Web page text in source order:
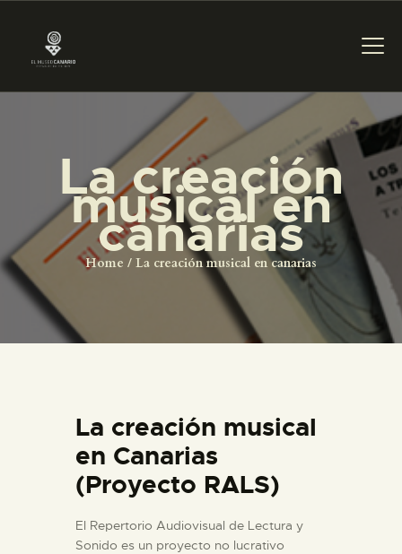
La creación
musical en
canarias
Home La creación musical en canarias
PREPARAR LA VISITA
ACTIVIDADES
█
DIDÁCTICA
ESPAÑOL
PREPARAR LA VISITA
La creación musical
en Canarias
(Proyecto RALS)
El Repertorio Audiovisual de Lectura y
Sonido es un proyecto no lucrativo